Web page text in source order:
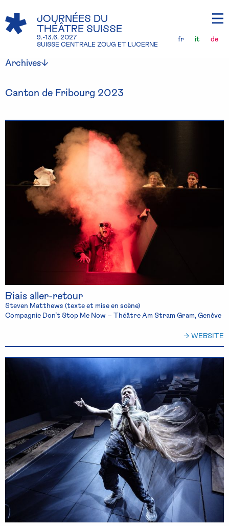
JOURNÉES DU
THÉÂTRE SUISSE
9.-13.6. 2027
SUISSE CENTRALE ZOUG ET LUCERNE
fr it de
Archives
Canton de Fribourg 2023
Biais aller-retour
Steven Matthews (texte et mise en scène)
Compagnie Don’t Stop Me Now – Théâtre Am Stram Gram, Genève
→ WEBSITE